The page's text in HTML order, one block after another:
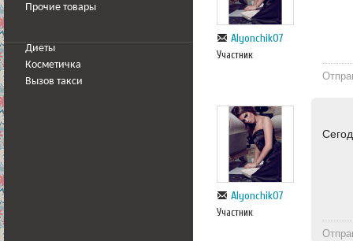
Прочие товары
Диеты
Косметичка
Вызов такси
Alyonchik07
Участник
Alyonchik07
Участник